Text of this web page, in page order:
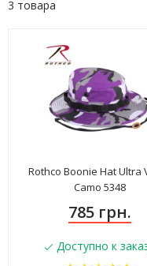
3 товара
Rothco Boonie Hat Ultra
Camo 5348
785 грн.
Доступно к